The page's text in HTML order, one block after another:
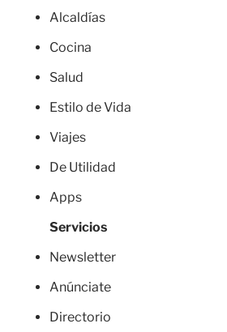
Alcaldías
Cocina
Salud
Estilo de Vida
Viajes
De Utilidad
Apps
Servicios
Newsletter
Anúnciate
Directorio